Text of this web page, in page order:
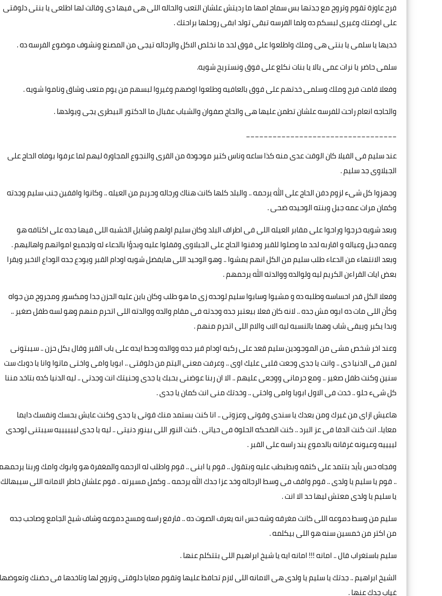
فرح عاوزة تقوم وتروح مع جدتها بس سماح امها ما رديتش علشان التعب والحاله اللى هى فيها دى وقالت لها اطلعى يا بنتى دلوقتى
على اوضتك وغيرى لبسكم ده ولما الفرسه تبقى تولد ابقى روحلها براحتك .
خديها يا سلمى يا بنتى هى وملك واطلعوا على فوق لحد ما نخلص الاكل والرجاله تيجى من المصنع ونشوف موضوع الفرسه ده .
سلمى حاضر يا نرات عمى بالا يا بنات نكلع على فوق ونستريح شويه.
وفعلا قامت فرح وملك وسلمى خدتهم على فوق بالعافيه وطلعوا اوضهم وغيروا لبسهم من يوم متعب وشاق وناموا شويه .
والحاجه انعام راحت للفرسه علشان تطمن عليها هى والحاج صفوان والشباب عقبال ما الدكتور البيطرى يجى ويولدها .
__________________________________
عند سليم فى الفيلا كان الوقت عدى منه كذا ساعه وناس كتير موجودة من القرى والنجوع المجاورة ليهم لما عرفوا بوفاه الحاج على
الجبلاوى جد سليم .
وجهزوا كل شىء لزوم دفن الحاج على الله يرحمه .. والبلد كلها كانت هناك ورجاله وحريم من العيله .. وكانوا واقفين جنب سليم وجدته
وكمان مرات عمه جبل وبنته الوحيده ضحى .
وبعد شويه خرجوا وراحوا على مقابر العيله اللى فى اطراف البلد وكان سليم اولهم وشايل الخشبه اللى فيها جده على اكتافه هو
وعمه جبل وعياله و اقاربه لحد ما وصلوا للقبر ودفنوا الحاج على الجبلاوى وقفلوا عليه وبدؤا بالدعاء له ولجميع امواتهم واهاليهم .
وبعد الانتهاء من الدعاء طلب سليم من الكل انهم يمشوا .. وهو الوحيد اللى هايفضل شويه اودام القبر ويودع جده الوداع الاخير ويقرا
بعض ايات القراءن الكريم ليه ولوالده ووالدته الله يرحمهم .
وفعلا الكل قدر احساسه وطلبه ده و مشيوا وسابوا سليم لوحده زى ما هو طلب وكان باين عليه الحزن جدا ومكسور ومجروح من جواه
وكأن اللى مات ده ابوه مش جده .. لانه كان فعلا بيعتبر جده وجدته فى مقام والده ووالدته اللى اتحرم منهم وهو لسه طفل صغير ..
وبدا يكبر ويبقى شاب وهما بالنسبه ليه الاب والام اللى اتحرم منهم .
وعند اخر شخص مشى من الموجودين سليم قعد على ركبه اودام قبر جده ووالده وحط ايده على باب القبر وقال بكل حزن .. سيبتونى
لمين فى الدنيا دى .. وانت يا جدى وجعت قلبى عليك اوى .. وعرفت معنى اليتم من دلوقتى .. ابويا وامى واختى ماتوا وانا يا دوبك ست
سنين وكنت طفل صغير .. ومع حرمانى ووجعى عليهم .. الا ان ربنا عوضنى بحبك يا جدى وحنيتك انت وجدتى .. ليه الدنيا كده بتاخد مننا
كل شىء حلو .. خدت فى الاول ابويا وامى واختى .. وخدتك منى انت كمان يا جدى .
هاعيش ازاى من غيرك ومن بعدك يا سندى وقوتى وعزوتى .. انا كنت بستمد منك قوتى يا جدى وكنت عايش بحسك ونفسك دايما
معايا.. انت كنت الدفا فى عز البرد .. كنت الضحكه الحلوة فى حياتى . كنت النور اللى بينور دنيتى .. ليه يا جدى لييييييه سيبتنى لوحدى
لييييه وعيونه غرقانه بالدموع يند راسه على القبر .
وفجاه حس بأيد بتتمد على كتفه وبطبطب عليه وبتقول .. قوم يا ابنى .. قوم واطلب له الرحمه والمغفرة هو وابوك وامك وربنا
.. قوم يا سليم يا ولدى .. قوم واقف فى وسط الرجاله وخد عزا جدك الله يرحمه .. وكمل مسيرته .. قوم علشان خاطر الامانه اللى سيبهالك
يا سليم يا ولدى معتش ليها حد الا انت .
سليم من وسط دموعه اللى كانت مغرقه وشه حس انه يعرف الصوت ده .. فارفع راسه ومسح دموعه وشاف شيخ الجامع وصاحب جده
من اكتر من خمسين سنه هو اللى بيكلمه .
سليم باستغراب قال .. امانه !!! امانه ايه يا شيخ ابراهيم اللى بتتكلم عنها .
الشيخ ابراهيم .. جدتك يا سليم يا ولدى هى الامانه اللى لازم تحافظ عليها وتقوم معايا دلوقتى وتروح لها وتاخدها فى حضنك وتعوضها
غياب جدك عنها .